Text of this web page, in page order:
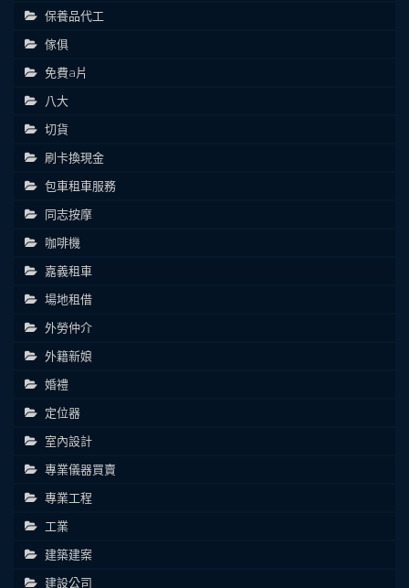
保養品代工
傢俱
免費a片
八大
切貨
刷卡換現金
包車租車服務
同志按摩
咖啡機
嘉義租車
場地租借
外勞仲介
外籍新娘
婚禮
定位器
室內設計
專業儀器買賣
專業工程
工業
建築建案
建設公司